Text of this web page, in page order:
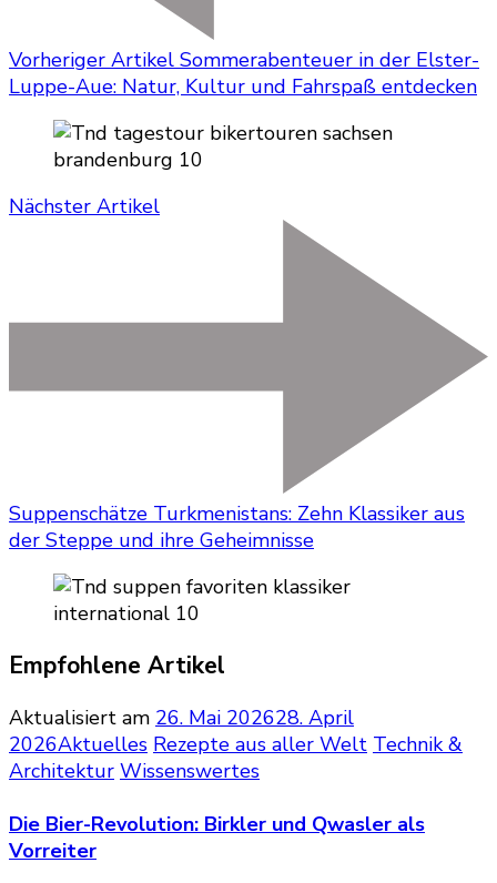
Vorheriger Artikel Sommerabenteuer in der Elster-
Luppe-Aue: Natur, Kultur und Fahrspaß entdecken
Nächster Artikel
Suppenschätze Turkmenistans: Zehn Klassiker aus
der Steppe und ihre Geheimnisse
Empfohlene Artikel
Aktualisiert am 26. Mai 202628. April
2026Aktuelles Rezepte aus aller Welt Technik &
Architektur Wissenswertes
Die Bier-Revolution: Birkler und Qwasler als
Vorreiter